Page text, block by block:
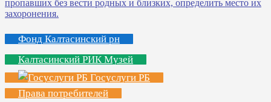
Фонд Калтасинский рн
Калтасинский РИК Музей
Госуслуги РБ
Права потребителей